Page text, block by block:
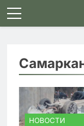
Skip
to
НОВОСТИ